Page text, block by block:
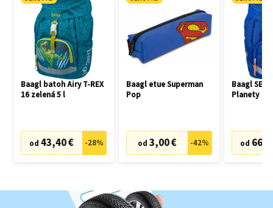
Baagl batoh Airy T-REX
16 zelená 5 l
od 43,40 € -28%
Baagl etue Superman
Pop
od 3,00 € -42%
Baagl SET
Planety
od